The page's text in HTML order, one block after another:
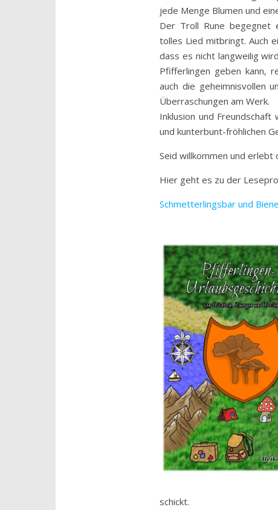
jede Menge Blumen und
Der Troll Rune begegnet
tolles Lied mitbringt. Auch
dass es nicht langweilig
Pfifferlingen geben kann,
auch die geheimnisvollen
Überraschungen am Werk.
Inklusion und
und kunterbunt-fröhlichen
Seid willkommen und erlebt
Hier geht es zu der
Schmetterlingsbar und
schickt.